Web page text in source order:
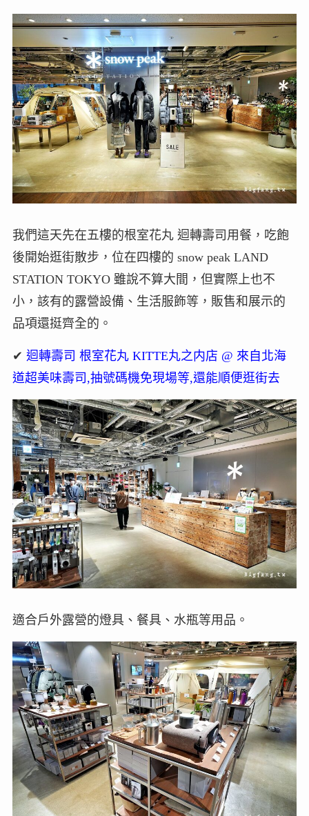
我們這天先在五樓的根室花丸 迴轉壽司用餐，吃飽
後開始逛街散步，位在四樓的 snow peak LAND
STATION TOKYO 雖說不算大間，但實際上也不
小，該有的露營設備、生活服飾等，販售和展示的
品項還挺齊全的。
✔ 迴轉壽司 根室花丸 KITTE丸之内店 @ 來自北海
道超美味壽司,抽號碼機免現場等,還能順便逛街去
適合戶外露營的燈具、餐具、水瓶等用品。